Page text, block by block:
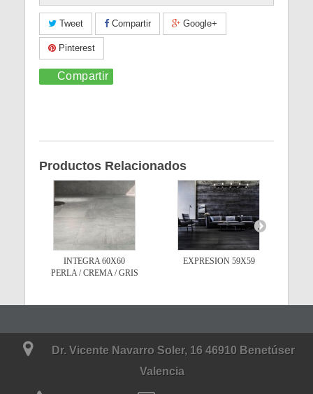
Tweet Compartir Google+
Pinterest
Compartir
Productos Relacionados
INTEGRA 60X60
PERLA / CREMA / GRIS
EXPRESION 59X59
Dr. Vicente Navarro Soler, 16 46910 Benetúser
Valencia